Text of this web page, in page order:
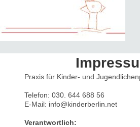
Praxis für Kinder- und
Telefon: 030. 644 688 56
E-Mail: info@kinderberlin.net
Verantwortlich: